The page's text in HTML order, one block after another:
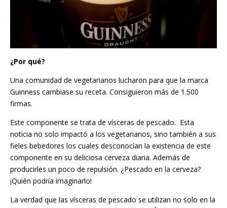
¿Por qué?
Una comunidad de vegetarianos lucharon para que la marca
Guinness cambiase su receta. Consiguieron más de 1.500
firmas.
Este componente se trata de vísceras de pescado. Esta
noticia no solo impactó a los vegetarianos, sino también a sus
fieles bebedores los cuales desconocían la existencia de este
componente en su deliciosa cerveza diaria. Además de
producirles un poco de repulsión. ¿Pescado en la cerveza?
¡Quién podría imaginarlo!
La verdad que las vísceras de pescado se utilizan no solo en la